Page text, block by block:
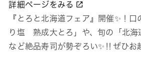
詳細ページをみる
『とろと北海道フェア』開催✨！
り塩 熟成大とろ」や、旬の「北海
など絶品寿司が勢ぞろい✨‼ぜひお